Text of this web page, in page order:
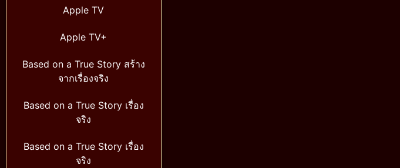
Apple TV
Apple TV+
Based on a True Story สร้าง
จากเรื่องจริง
Based on a True Story เรื่อง
จริง
Based on a True Story เรื่อง
จริง